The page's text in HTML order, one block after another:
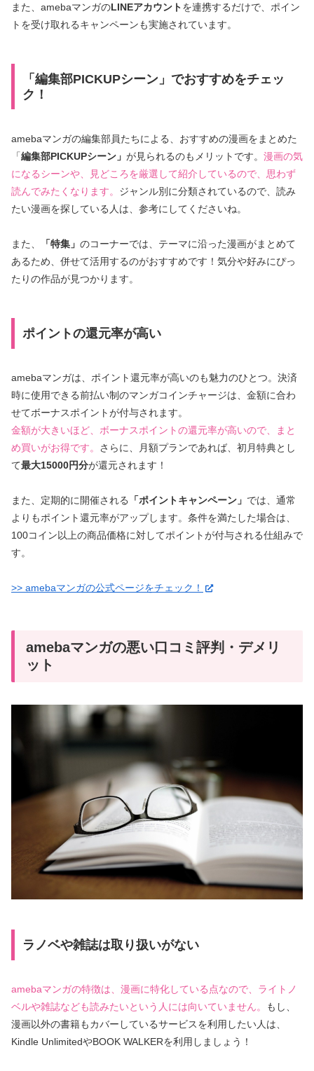
また、amebaマンガのLINEアカウントを連携するだけで、ポイン
トを受け取れるキャンペーンも実施されています。
「編集部PICKUPシーン」でおすすめをチェッ
ク！
amebaマンガの編集部員たちによる、おすすめの漫画をまとめた
「編集部PICKUPシーン」 が見られるのもメリットです。 漫画の気
になるシーンや、見どころを厳選して紹介しているので、思わず
読んでみたくなります。 ジャンル別に分類されているので、読み
たい漫画を探している人は、参考にしてくださいね。
また、 「特集」 のコーナーでは、テーマに沿った漫画がまとめて
あるため、併せて活用するのがおすすめです！気分や好みにぴっ
たりの作品が見つかります。
ポイントの還元率が高い
amebaマンガは、ポイント還元率が高いのも魅力のひとつ。決済
時に使用できる前払い制のマンガコインチャージは、金額に合わ
せてボーナスポイントが付与されます。
金額が大きいほど、ボーナスポイントの還元率が高いので、まと
め買いがお得です。 さらに、月額プランであれば、初月特典とし
て最大15000円分が還元されます！
また、定期的に開催される 「ポイントキャンペーン」 では、通常
よりもポイント還元率がアップします。条件を満たした場合は、
100コイン以上の商品価格に対してポイントが付与される仕組みで
す。
>> amebaマンガの公式ページをチェック！
amebaマンガの悪い口コミ評判・デメリ
ット
ラノベや雑誌は取り扱いがない
amebaマンガの特徴は、漫画に特化している点なので、ライトノ
ベルや雑誌なども読みたいという人には向いていません。
もし、
漫画以外の書籍もカバーしているサービスを利用したい人は、
Kindle UnlimitedやBOOK WALKERを利用しましょう！